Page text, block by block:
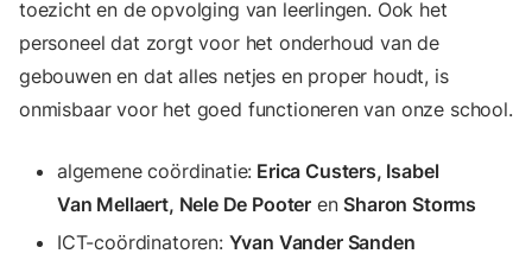
toezicht en de opvolging van leerlingen. Ook het
personeel dat zorgt voor het onderhoud van de
gebouwen en dat alles netjes en proper houdt, is
onmisbaar voor het goed functioneren van onze school.
algemene coördinatie: Erica Custers, Isabel
Van Mellaert, Nele De Pooter en Sharon Storms
ICT-coördinatoren: Yvan Vander Sanden